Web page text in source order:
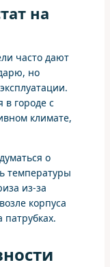
на
часто дают
но
в городе с
климате,
о
температуры
из-за
корпуса